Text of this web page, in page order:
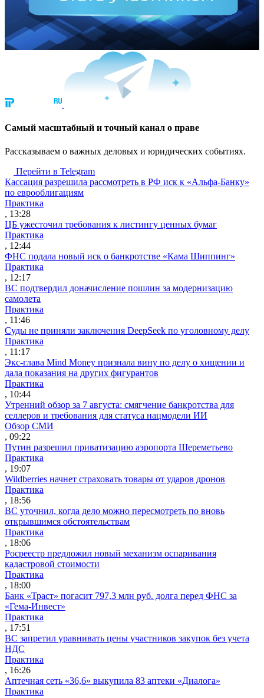
Cамый масштабный и точный канал о праве
Рассказываем о важных деловых и юридических событиях.
Перейти в Telegram
Кассация разрешила рассмотреть в РФ иск к «Альфа-Банку»
по еврооблигациям
Практика
, 13:28
ЦБ ужесточил требования к листингу ценных бумаг
Практика
, 12:44
ФНС подала новый иск о банкротстве «Кама Шиппинг»
Практика
, 12:17
ВС подтвердил доначисление пошлин за модернизацию
самолета
Практика
, 11:46
Суды не приняли заключения DeepSeek по уголовному делу
Практика
, 11:17
Экс-глава Mind Money признала вину по делу о хищении и
дала показания на других фигурантов
Практика
, 10:44
Утренний обзор за 7 августа: смягчение банкротства для
селлеров и требования для статуса нацмодели ИИ
Обзор СМИ
, 09:22
Путин разрешил приватизацию аэропорта Шереметьево
Практика
, 19:07
Wildberries начнет страховать товары от ударов дронов
Практика
, 18:56
ВС уточнил, когда дело можно пересмотреть по вновь
открывшимся обстоятельствам
Практика
, 18:06
Росреестр предложил новый механизм оспаривания
кадастровой стоимости
Практика
, 18:00
Банк «Траст» погасит 797,3 млн руб. долга перед ФНС за
«Гема-Инвест»
Практика
, 17:51
ВС запретил уравнивать цены участников закупок без учета
НДС
Практика
, 16:26
Аптечная сеть «36,6» выкупила 83 аптеки «Диалога»
Практика